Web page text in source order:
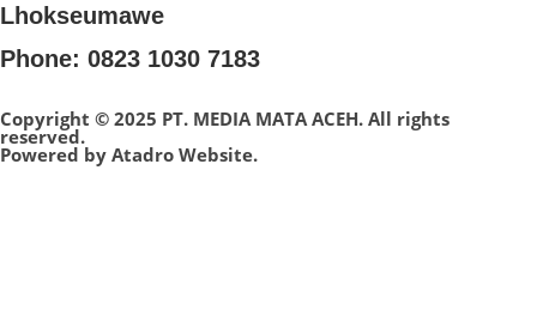
Lhokseumawe
Phone: 0823 1030 7183
Copyright © 2025 PT. MEDIA MATA ACEH. All rights
reserved.
Powered by Atadro Website.